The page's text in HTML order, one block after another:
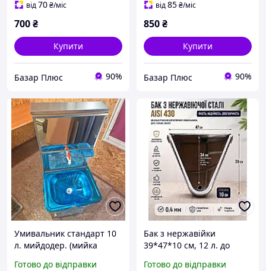
від70₴/міс
700₴
Купити
Базар Плюс 90%
від85₴/міс
850₴
Купити
Базар Плюс 90%
Умивальник стандарт 10
л. мийдодер. (мийка
Готово до відправки
Бак з нержавійки
39*47*10 см, 12 л. до
Готово до відправки